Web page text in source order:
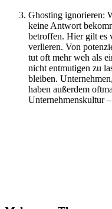
Ghosting ignorieren:
keine Antwort
betroffen. Hier gilt es
verlieren. Von
tut oft mehr weh als
nicht entmutigen zu
bleiben.
haben außerdem
Unternehmenskultur